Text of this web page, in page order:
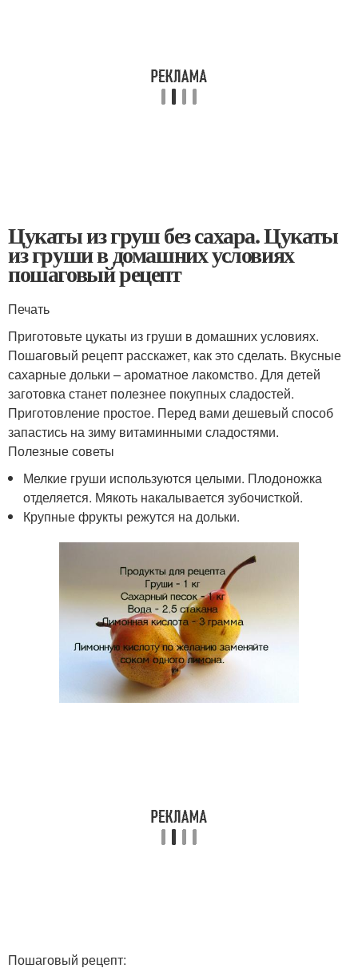
Цукаты из груш без сахара. Цукаты
из груши в домашних условиях
пошаговый рецепт
Печать
Приготовьте цукаты из груши в домашних условиях.
Пошаговый рецепт расскажет, как это сделать. Вкусные
сахарные дольки – ароматное лакомство. Для детей
заготовка станет полезнее покупных сладостей.
Приготовление простое. Перед вами дешевый способ
запастись на зиму витаминными сладостями.
Полезные советы
Мелкие груши используются целыми. Плодоножка
отделяется. Мякоть накалывается зубочисткой.
Крупные фрукты режутся на дольки.
Пошаговый рецепт: